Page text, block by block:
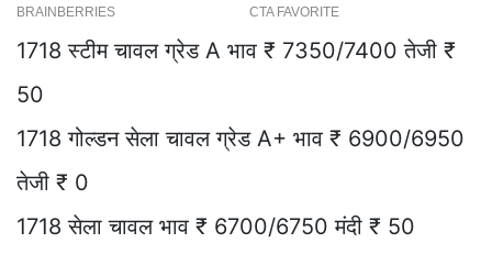
1718 स्टीम चावल ग्रेड A भाव ₹ 7350/7400 तेजी ₹
50
1718 गोल्डन सेला चावल ग्रेड A+ भाव ₹ 6900/6950
तेजी ₹ 0
1718 सेला चावल भाव ₹ 6700/6750 मंदी ₹ 50